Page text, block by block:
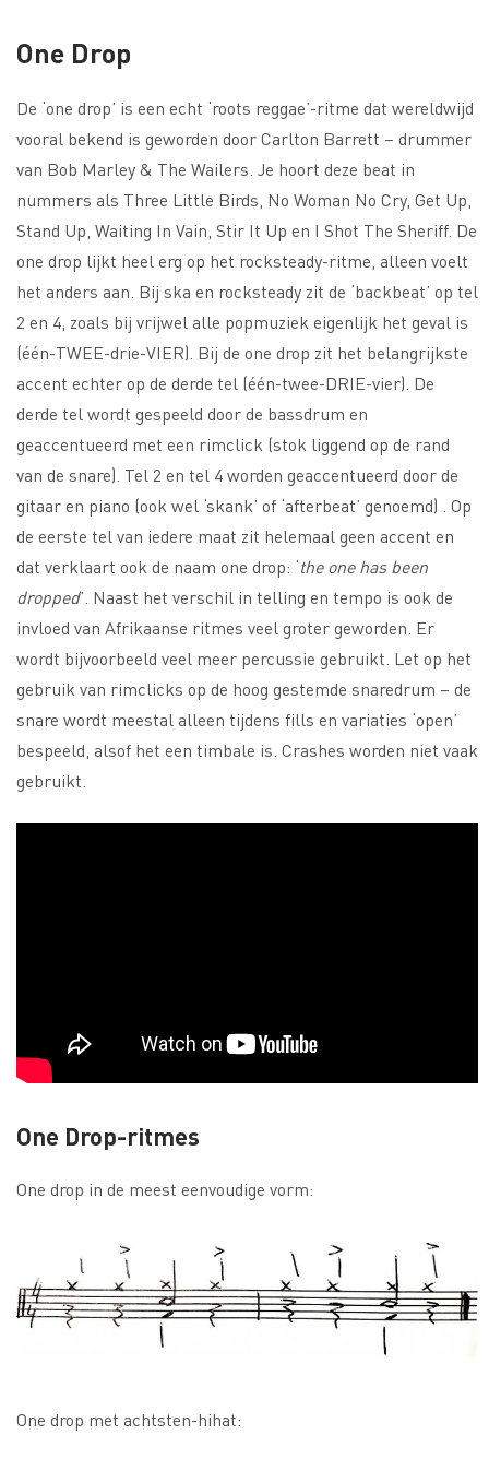
One Drop
De ‘one drop’ is een echt ‘roots reggae’-ritme dat wereldwijd
vooral bekend is geworden door Carlton Barrett – drummer
van Bob Marley & The Wailers. Je hoort deze beat in
nummers als Three Little Birds, No Woman No Cry, Get Up,
Stand Up, Waiting In Vain, Stir It Up en I Shot The Sheriff. De
one drop lijkt heel erg op het rocksteady-ritme, alleen voelt
het anders aan. Bij ska en rocksteady zit de ‘backbeat’ op tel
2 en 4, zoals bij vrijwel alle popmuziek eigenlijk het geval is
(één-TWEE-drie-VIER). Bij de one drop zit het belangrijkste
accent echter op de derde tel (één-twee-DRIE-vier). De
derde tel wordt gespeeld door de bassdrum en
geaccentueerd met een rimclick (stok liggend op de rand
van de snare). Tel 2 en tel 4 worden geaccentueerd door de
gitaar en piano (ook wel ‘skank’ of ‘afterbeat’ genoemd) . Op
de eerste tel van iedere maat zit helemaal geen accent en
dat verklaart ook de naam one drop: ‘the one has been
dropped’. Naast het verschil in telling en tempo is ook de
invloed van Afrikaanse ritmes veel groter geworden. Er
wordt bijvoorbeeld veel meer percussie gebruikt. Let op het
gebruik van rimclicks op de hoog gestemde snaredrum – de
snare wordt meestal alleen tijdens fills en variaties ‘open’
bespeeld, alsof het een timbale is. Crashes worden niet vaak
gebruikt.
One Drop-ritmes
One drop in de meest eenvoudige vorm:
One drop met achtsten-hihat: